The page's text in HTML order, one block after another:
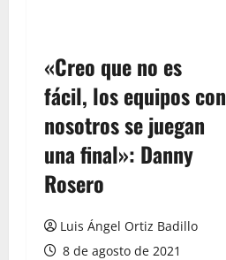
«Creo que no es
fácil, los equipos con
nosotros se juegan
una final»: Danny
Rosero
Luis Ángel Ortiz Badillo
8 de agosto de 2021